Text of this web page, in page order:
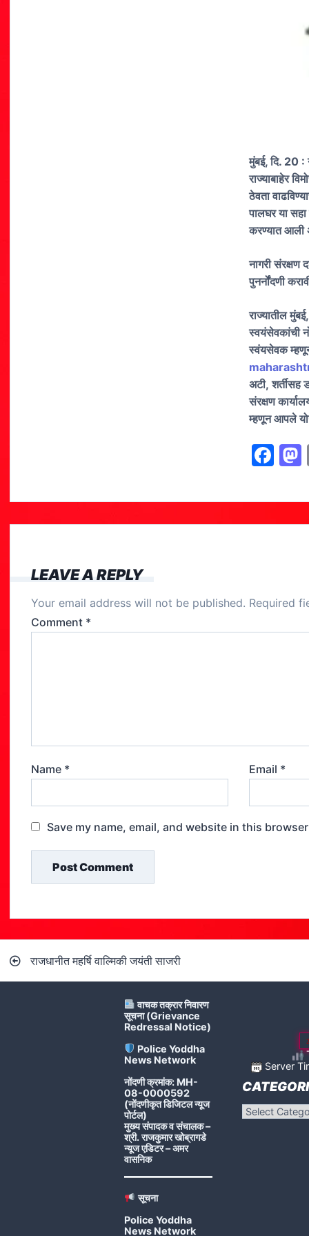
मुंबई, दि. 20 :
राज्याबाहेर
ठेवता
पालघर या सहा
करण्यात आली
नागरी संरक्षण
पुनर्नोंदणी
राज्यातील मुंबई
स्वयंसेवकांची
स्वंयसेवक म्हणून
अटी,शर्तीसह
संरक्षण
म्हणून आपले
F
c
e
k
LEAVE A REPLY
Your email address will not be published. Required
Comment *
Name * Email *
Save my name, email, and website in this
navigation
राजधानीत महर्षि वाल्मिकी जयंती साजरी
वाचक तक्रार निवारण
सूचना (Grievance
Redressal Notice)
Police Yoddha
News Network
नोंदणी क्रमांक: MH-
08-0000592
(नोंदणीकृत डिजिटल न्यूज
पोर्टल)
मुख्य संपादक व संचालक –
श्री. राजकुमार खोब्रागडे
न्यूज एडिटर – अमर
वासनिक
सूचना
Police Yoddha
News Network
2
Server
Categories